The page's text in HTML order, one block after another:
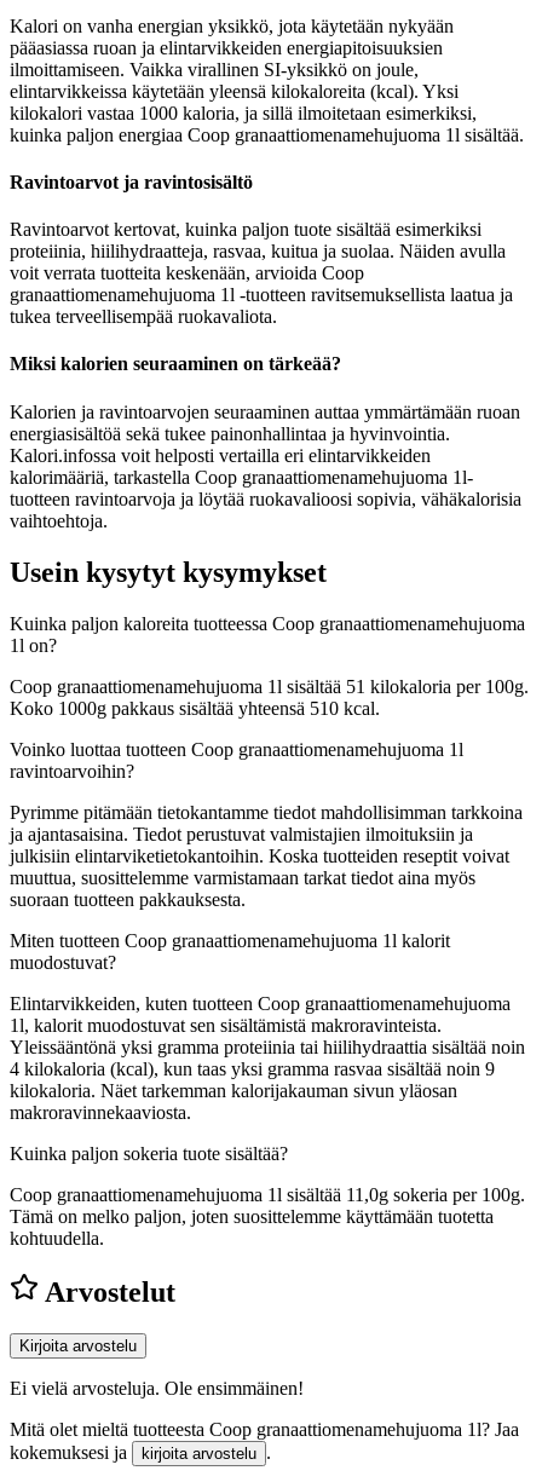
Kalori on vanha energian yksikkö, jota käytetään nykyään
pääasiassa ruoan ja elintarvikkeiden energiapitoisuuksien
ilmoittamiseen. Vaikka virallinen SI-yksikkö on joule,
elintarvikkeissa käytetään yleensä kilokaloreita (kcal). Yksi
kilokalori vastaa 1000 kaloria, ja sillä ilmoitetaan esimerkiksi,
kuinka paljon energiaa Coop granaattiomenamehujuoma 1l sisältää.
Ravintoarvot ja ravintosisältö
Ravintoarvot kertovat, kuinka paljon tuote sisältää esimerkiksi
proteiinia, hiilihydraatteja, rasvaa, kuitua ja suolaa. Näiden avulla
voit verrata tuotteita keskenään, arvioida Coop
granaattiomenamehujuoma 1l -tuotteen ravitsemuksellista laatua ja
tukea terveellisempää ruokavaliota.
Miksi kalorien seuraaminen on tärkeää?
Kalorien ja ravintoarvojen seuraaminen auttaa ymmärtämään ruoan
energiasisältöä sekä tukee painonhallintaa ja hyvinvointia.
Kalori.infossa voit helposti vertailla eri elintarvikkeiden
kalorimääriä, tarkastella Coop granaattiomenamehujuoma 1l-
tuotteen ravintoarvoja ja löytää ruokavalioosi sopivia, vähäkalorisia
vaihtoehtoja.
Usein kysytyt kysymykset
Kuinka paljon kaloreita tuotteessa Coop granaattiomenamehujuoma
1l on?
Coop granaattiomenamehujuoma 1l sisältää 51 kilokaloria per 100g.
Koko 1000g pakkaus sisältää yhteensä 510 kcal.
Voinko luottaa tuotteen Coop granaattiomenamehujuoma 1l
ravintoarvoihin?
Pyrimme pitämään tietokantamme tiedot mahdollisimman tarkkoina
ja ajantasaisina. Tiedot perustuvat valmistajien ilmoituksiin ja
julkisiin elintarviketietokantoihin. Koska tuotteiden reseptit voivat
muuttua, suosittelemme varmistamaan tarkat tiedot aina myös
suoraan tuotteen pakkauksesta.
Miten tuotteen Coop granaattiomenamehujuoma 1l kalorit
muodostuvat?
Elintarvikkeiden, kuten tuotteen Coop granaattiomenamehujuoma
1l, kalorit muodostuvat sen sisältämistä makroravinteista.
Yleissääntönä yksi gramma proteiinia tai hiilihydraattia sisältää noin
4 kilokaloria (kcal), kun taas yksi gramma rasvaa sisältää noin 9
kilokaloria. Näet tarkemman kalorijakauman sivun yläosan
makroravinnekaaviosta.
Kuinka paljon sokeria tuote sisältää?
Coop granaattiomenamehujuoma 1l sisältää 11,0g sokeria per 100g.
Tämä on melko paljon, joten suosittelemme käyttämään tuotetta
kohtuudella.
Arvostelut
Kirjoita arvostelu
Ei vielä arvosteluja. Ole ensimmäinen!
Mitä olet mieltä tuotteesta Coop granaattiomenamehujuoma 1l? Jaa
kokemuksesi ja
kirjoita arvostelu .